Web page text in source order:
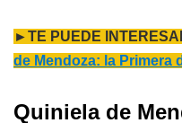
►TE PUEDE
de Mendoza: la Primera
Quiniela de